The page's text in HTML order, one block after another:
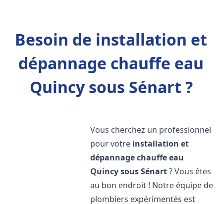
Besoin de installation et
dépannage chauffe eau
Quincy sous Sénart ?
Vous cherchez un professionnel
pour votre installation et
dépannage chauffe eau
Quincy sous Sénart? Vous êtes
au bon endroit ! Notre équipe de
plombiers expérimentés est